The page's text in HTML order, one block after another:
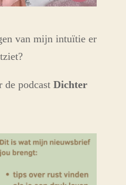
van mijn intuïtie er
de podcast Dichter